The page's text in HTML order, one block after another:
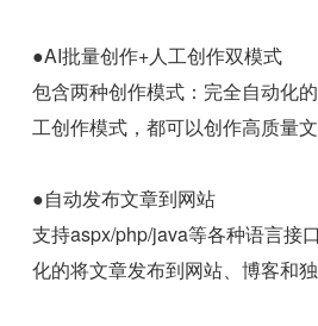
●AI批量创作+人工创作双模式
包含两种创作模式：完全自动化
工创作模式，都可以创作高质量文
●自动发布文章到网站
支持aspx/php/java等各种语言接
化的将文章发布到网站、博客和独